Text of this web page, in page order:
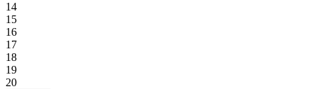
14
15
16
17
18
19
20